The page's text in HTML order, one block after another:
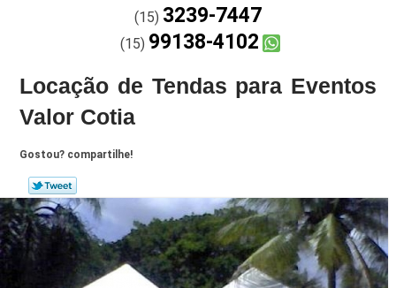
(15) 3239-7447
(15) 99138-4102
Locação de Tendas para Eventos
Valor Cotia
Gostou? compartilhe!